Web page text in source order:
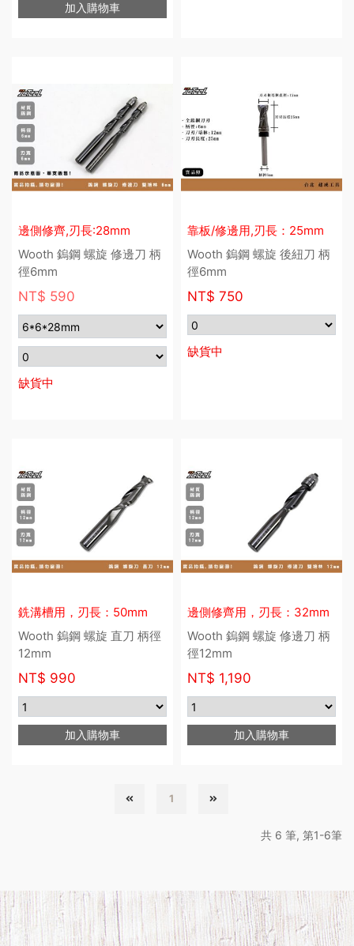
加入購物車
邊側修齊,刃長:28mm
Wooth 鎢鋼 螺旋 修邊刀 柄
徑6mm
NT$ 590
缺貨中
靠板/修邊用,刃長：25mm
Wooth 鎢鋼 螺旋 後紐刀 柄
徑6mm
NT$ 750
缺貨中
銑溝槽用，刃長：50mm
Wooth 鎢鋼 螺旋 直刀 柄徑
12mm
NT$ 990
加入購物車
邊側修齊用，刃長：32mm
Wooth 鎢鋼 螺旋 修邊刀 柄
徑12mm
NT$ 1,190
加入購物車
1
共 6 筆, 第1-6筆